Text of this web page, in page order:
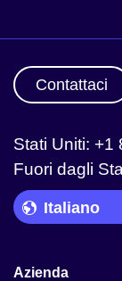
Contattaci
Stati Uniti: +1
Fuori dagli
Language
Azienda